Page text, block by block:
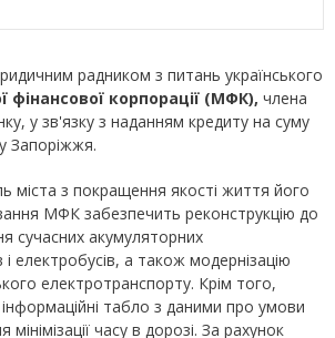
радником з питань українського
фінансової корпорації (МФК), члена
у зв'язку з наданням кредиту на суму
Запоріжжя.
міста з покращення якості життя його
МФК забезпечить реконструкцію до
сучасних акумуляторних
електробусів, а також модернізацію
електротранспорту. Крім того,
табло з даними про умови
часу в дорозі. За рахунок